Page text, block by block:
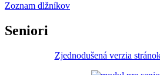
Zoznam dlžníkov
Seniori
Zjednodušená verzia